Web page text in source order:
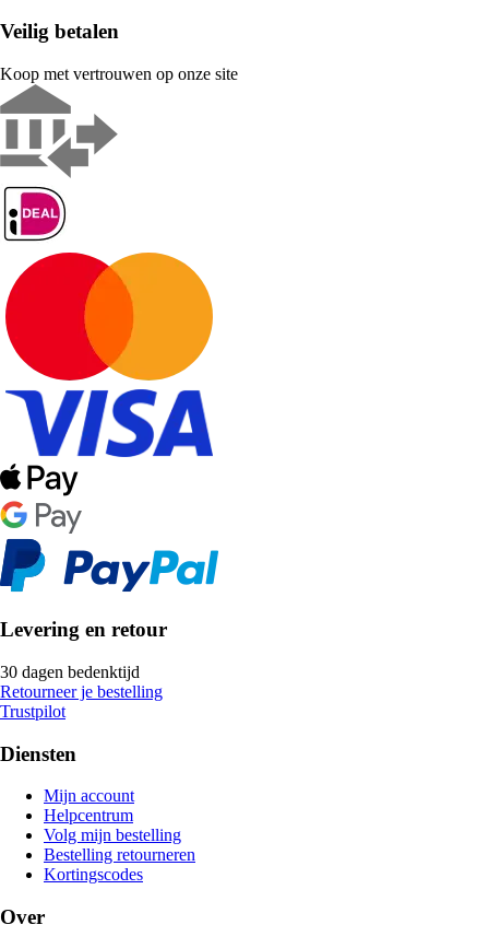
Veilig betalen
Koop met vertrouwen op onze site
Levering en retour
30 dagen bedenktijd
Retourneer je bestelling
Trustpilot
Diensten
Mijn account
Helpcentrum
Volg mijn bestelling
Bestelling retourneren
Kortingscodes
Over